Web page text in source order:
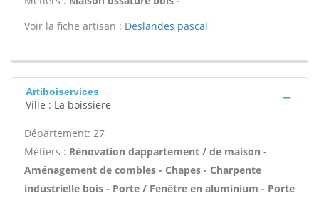
Voir la fiche artisan : Deslandes pascal
Artiboiservices
Ville : La boissiere
Département: 27
Métiers : Rénovation dappartement / de maison -
Aménagement de combles - Chapes - Charpente
industrielle bois - Porte / Fenêtre en aluminium - Porte